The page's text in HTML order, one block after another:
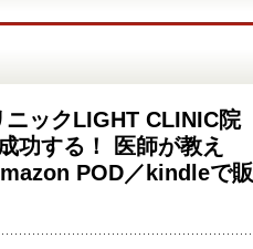
ックLIGHT CLINIC院
功する！ 医師が教え
POD／kindleで販